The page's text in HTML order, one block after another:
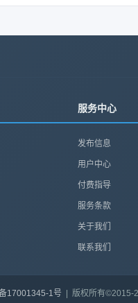
服务中心
发布信息
用户中心
付费指导
服务条款
关于我们
联系我们
17001345-1号 | 版权所有©2015-